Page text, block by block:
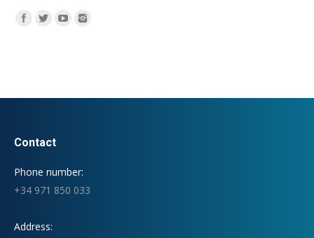
Encuéntranos en:
Contact
Phone number:
+34 971 850 033
Address: